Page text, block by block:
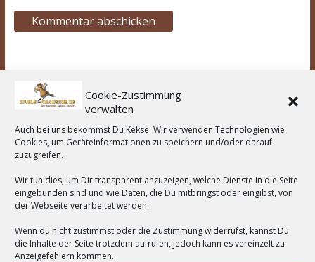
Cookie-Zustimmung
verwalten
Auch bei uns bekommst Du Kekse. Wir verwenden Technologien wie
Cookies, um Geräteinformationen zu speichern und/oder darauf
zuzugreifen.
Wir tun dies, um Dir transparent anzuzeigen, welche Dienste in die Seite
eingebunden sind und wie Daten, die Du mitbringst oder eingibst, von
der Webseite verarbeitet werden.
Wenn du nicht zustimmst oder die Zustimmung widerrufst, kannst Du
die Inhalte der Seite trotzdem aufrufen, jedoch kann es vereinzelt zu
Anzeigefehlern kommen.
Brettspiel-News
Spiel des Jahres 2026 Nominierungen
Spiel des Jahres 2025 - Bomb Busters
43. Spieleautor*innen-Treffen in Göttingen
Wir unterstützen: